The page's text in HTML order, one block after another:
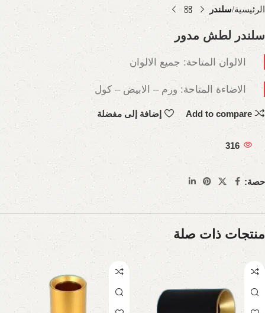
الرئيسية سلندر
سلندر لطش مدور
الالوان المتاحة: جميع الالوان
الاضاءة المتاحة: ورم – الابيض – كول
Add to compare إضافة إلى مفضلة
316
حصة:
منتجات ذات صلة